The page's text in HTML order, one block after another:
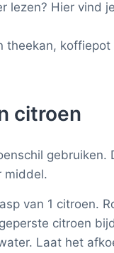
lezen? Hier vind
theekan,
citroen
middel.
van 1 citroen.
citroen
Laat het